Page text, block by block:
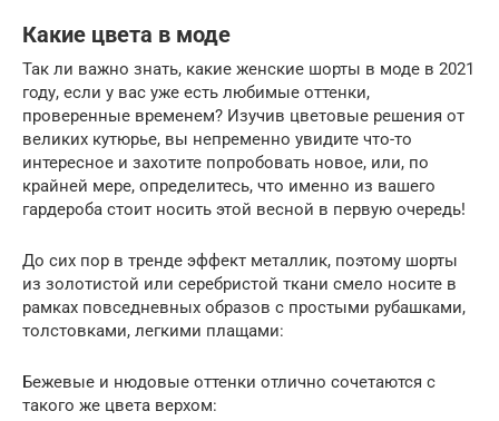
Какие цвета в моде
Так ли важно знать, какие женские шорты в моде в 2021
году, если у вас уже есть любимые оттенки,
проверенные временем? Изучив цветовые решения от
великих кутюрье, вы непременно увидите что-то
интересное и захотите попробовать новое, или, по
крайней мере, определитесь, что именно из вашего
гардероба стоит носить этой весной в первую очередь!
До сих пор в тренде эффект металлик, поэтому шорты
из золотистой или серебристой ткани смело носите в
рамках повседневных образов с простыми рубашками,
толстовками, легкими плащами:
Бежевые и нюдовые оттенки отлично сочетаются с
такого же цвета верхом: